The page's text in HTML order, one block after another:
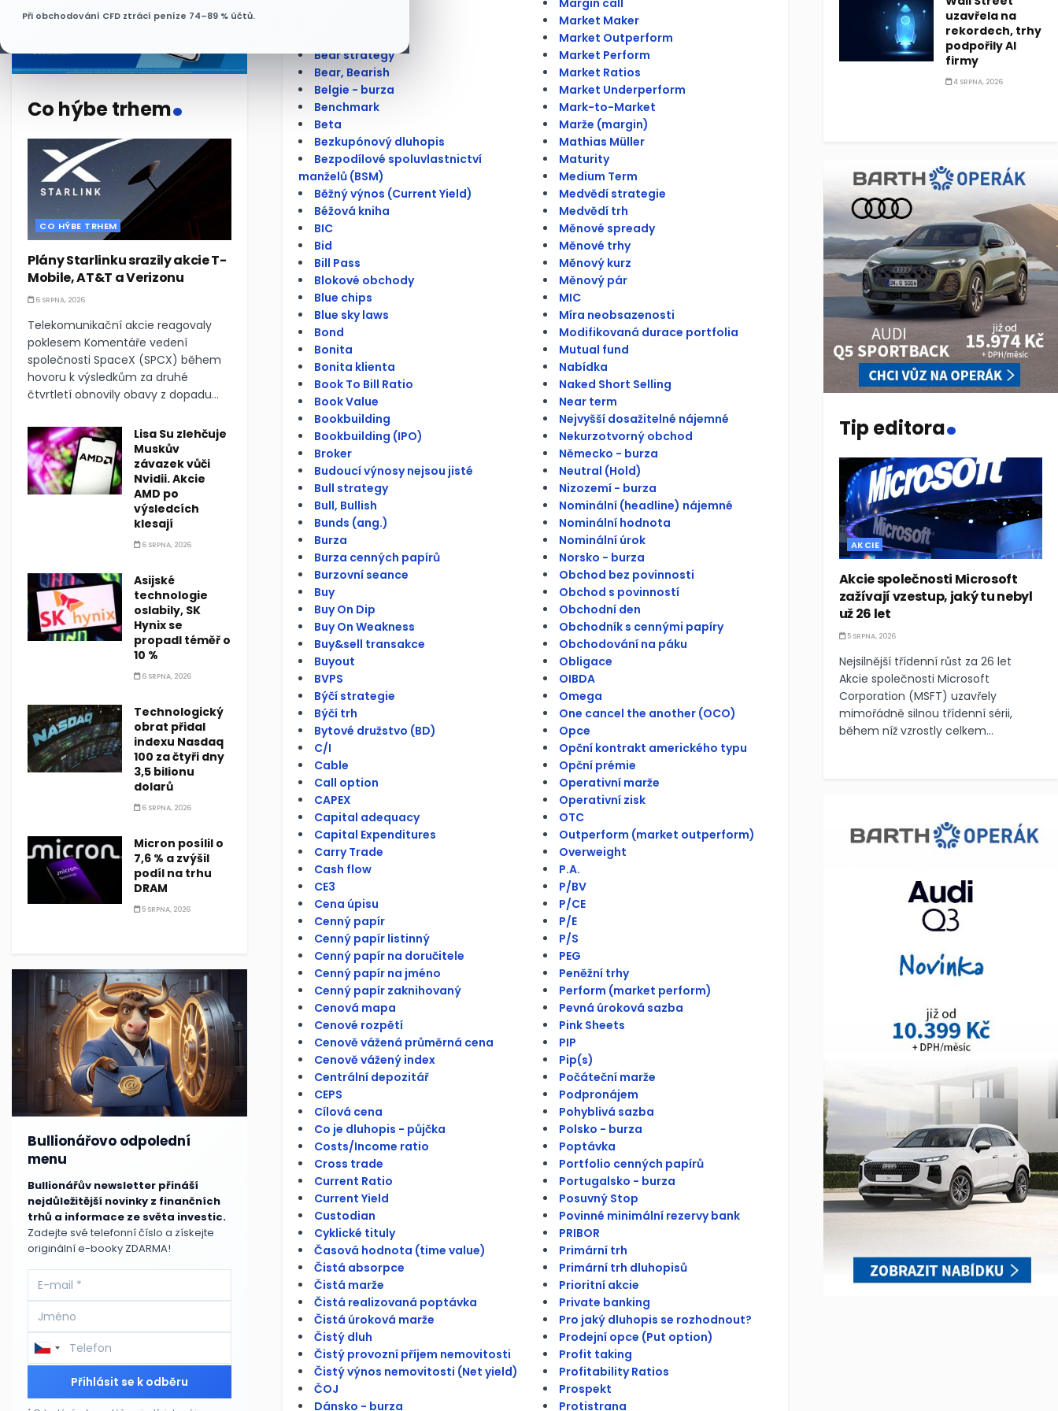
Při obchodování CFD ztrácí peníze 74–89 % účtů.
Co hýbe trhem.
CO HÝBE TRHEM
Plány Starlinku srazily akcie T-
Mobile, AT&T a Verizonu
6 SRPNA, 2026
Telekomunikační akcie reagovaly
poklesem Komentáře vedení
společnosti SpaceX (SPCX) během
hovoru k výsledkům za druhé
čtvrtletí obnovily obavy z dopadu...
Lisa Su zlehčuje
Muskův
závazek vůči
Nvidii. Akcie
AMD po
výsledcích
klesají
6 SRPNA, 2026
Asijské
technologie
oslabily, SK
Hynix se
propadl téměř o
10 %
6 SRPNA, 2026
Technologický
obrat přidal
indexu Nasdaq
100 za čtyři dny
3,5 bilionu
dolarů
6 SRPNA, 2026
Micron posílil o
7,6 % a zvýšil
podíl na trhu
DRAM
5 SRPNA, 2026
Bullionářovo odpolední
menu
Bullionářův newsletter přináší
nejdůležitější novinky z finančních
trhů a informace ze světa investic.
Zadejte své telefonní číslo a získejte
originální e-booky ZDARMA!
Přihlásit se k odběru
Bear strategy
Bear, Bearish
Belgie - burza
Benchmark
Beta
Bezkupónový dluhopis
Bezpodílové spoluvlastnictví
manželů (BSM)
Běžný výnos (Current Yield)
Béžová kniha
BIC
Bid
Bill Pass
Blokové obchody
Blue chips
Blue sky laws
Bond
Bonita
Bonita klienta
Book To Bill Ratio
Book Value
Bookbuilding
Bookbuilding (IPO)
Broker
Budoucí výnosy nejsou jisté
Bull strategy
Bull, Bullish
Bunds (ang.)
Burza
Burza cenných papírů
Burzovní seance
Buy
Buy On Dip
Buy On Weakness
Buy&sell transakce
Buyout
BVPS
Býčí strategie
Býčí trh
Bytové družstvo (BD)
C/I
Cable
Call option
CAPEX
Capital adequacy
Capital Expenditures
Carry Trade
Cash flow
CE3
Cena úpisu
Cenný papír
Cenný papír listinný
Cenný papír na doručitele
Cenný papír na jméno
Cenný papír zaknihovaný
Cenová mapa
Cenové rozpětí
Cenově vážená průměrná cena
Cenově vážený index
Centrální depozitář
CEPS
Cílová cena
Co je dluhopis - půjčka
Costs/Income ratio
Cross trade
Current Ratio
Current Yield
Custodian
Cyklické tituly
Časová hodnota (time value)
Čistá absorpce
Čistá marže
Čistá realizovaná poptávka
Čistá úroková marže
Čistý dluh
Čistý provozní příjem nemovitosti
Čistý výnos nemovitosti (Net yield)
ČOJ
Dánsko - burza
Market Maker
Market Outperform
Market Perform
Market Ratios
Market Underperform
Mark-to-Market
Marže (margin)
Mathias Müller
Maturity
Medium Term
Medvědí strategie
Medvědí trh
Měnové spready
Měnové trhy
Měnový kurz
Měnový pár
MIC
Míra neobsazenosti
Modifikovaná durace portfolia
Mutual fund
Nabídka
Naked Short Selling
Near term
Nejvyšší dosažitelné nájemné
Nekurzotvorný obchod
Německo - burza
Neutral (Hold)
Nizozemí - burza
Nominální (headline) nájemné
Nominální hodnota
Nominální úrok
Norsko - burza
Obchod bez povinnosti
Obchod s povinností
Obchodní den
Obchodník s cennými papíry
Obchodování na páku
Obligace
OIBDA
Omega
One cancel the another (OCO)
Opce
Opční kontrakt amerického typu
Opční prémie
Operativní marže
Operativní zisk
OTC
Outperform (market outperform)
Overweight
P.A.
P/BV
P/CE
P/E
P/S
PEG
Peněžní trhy
Perform (market perform)
Pevná úroková sazba
Pink Sheets
PIP
Pip(s)
Počáteční marže
Podpronájem
Pohyblivá sazba
Polsko - burza
Poptávka
Portfolio cenných papírů
Portugalsko - burza
Posuvný Stop
Povinné minimální rezervy bank
PRIBOR
Primární trh
Primární trh dluhopisů
Prioritní akcie
Private banking
Pro jaký dluhopis se rozhodnout?
Prodejní opce (Put option)
Profit taking
Profitability Ratios
Prospekt
Protistrana
uzavřela na
rekordech, trhy
podpořily AI
firmy
4 SRPNA, 2026
Tip editora.
AKCIE
Akcie společnosti Microsoft
zažívají vzestup, jaký tu nebyl
už 26 let
5 SRPNA, 2026
Nejsilnější třídenní růst za 26 let
Akcie společnosti Microsoft
Corporation (MSFT) uzavřely
mimořádně silnou třídenní sérii,
během níž vzrostly celkem...